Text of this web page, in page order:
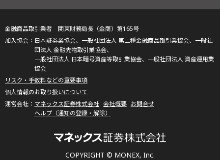
COPYRIGHT © MONEX, Inc.
金融商品取引業者 関東財務局長（金商）第165号
日本証券業協会、一般社団法人 第二種金融商品取引業協会、一般社
団法人 金融先物取引業協会、
一般社団法人 日本暗号資産等取引業協会、一般社団法人 資産運用業
協会
リスク・手数料などの重要事項
個人情報のお取り扱いについて
マネックス証券株式会社 会社概要 お問合せ
ヘルプ（通知の登録・解除）